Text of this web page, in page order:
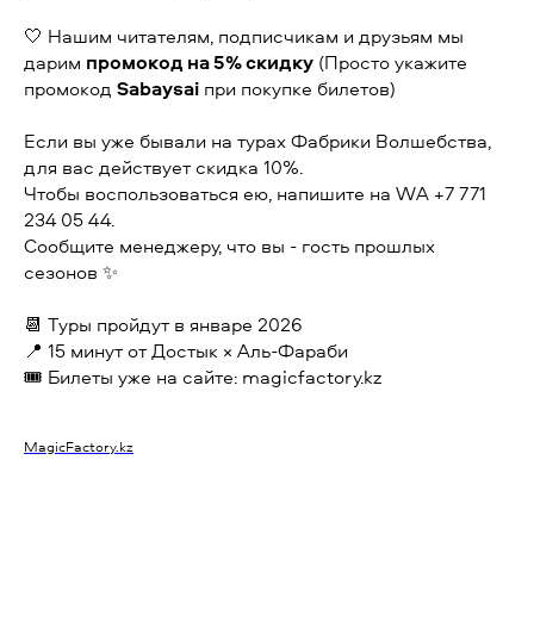
🤍 Нашим читателям, подписчикам и друзьям мы
дарим промокод на 5% скидку (Просто укажите
промокод Sabaysai при покупке билетов)
Если вы уже бывали на турах Фабрики Волшебства,
для вас действует скидка 10%.
Чтобы воспользоваться ею, напишите на WA +7 771
234 05 44.
Сообщите менеджеру, что вы - гость прошлых
сезонов ✨
📆 Туры пройдут в январе 2026
📍 15 минут от Достык × Аль-Фараби
🎟 Билеты уже на сайте: magicfactory.kz
MagicFactory.kz